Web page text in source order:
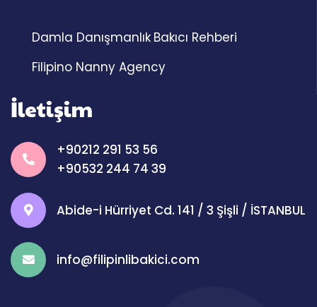
Damla Danışmanlık Bakıcı Rehberi
Filipino Nanny Agency
İletişim
+90212 291 53 56
+90532 244 74 39
Abide-i Hürriyet Cd. 141 / 3 Şişli / İSTANBUL
info@filipinlibakici.com